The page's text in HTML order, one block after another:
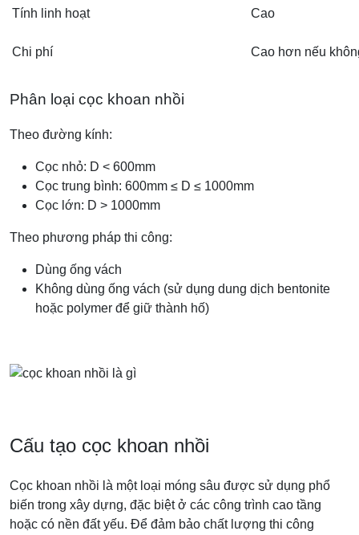
Tính linh hoạt Cao
Chi phí Cao hơn nếu
Phân loại cọc khoan nhồi
Theo đường kính:
Cọc nhỏ: D < 600mm
Cọc trung bình: 600mm ≤ D ≤ 1000mm
Cọc lớn: D > 1000mm
Theo phương pháp thi công:
Dùng ống vách
Không dùng ống vách (sử dụng dung dịch bentonite
hoặc polymer để giữ thành hố)
Cấu tạo cọc khoan nhồi
Cọc khoan nhồi là một loại móng sâu được sử dụng phổ
biến trong xây dựng, đặc biệt ở các công trình cao tầng
hoặc có nền đất yếu. Để đảm bảo chất lượng thi công